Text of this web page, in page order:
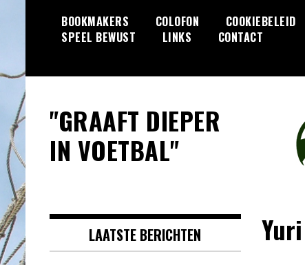
BOOKMAKERS COLOFON COOKIEBELEID
SPEEL BEWUST
LINKS CONTACT
"GRAAFT DIEPER
IN VOETBAL"
LAATSTE BERICHTEN